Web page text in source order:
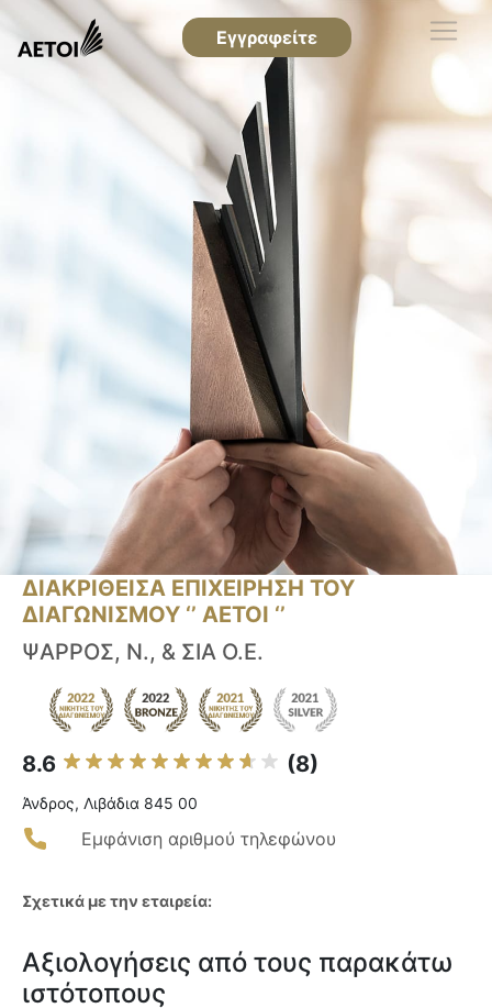
Εγγραφείτε
ΔΙΑΚΡΙΘΕΙΣΑ ΕΠΙΧΕΙΡΗΣΗ ΤΟΥ
ΔΙΑΓΩΝΙΣΜΟΥ ‘’ ΑΕΤΟΙ ‘’
ΨΑΡΡΟΣ, Ν., & ΣΙΑ Ο.Ε.
8.6 (8)
Άνδρος, Λιβάδια 845 00
Εμφάνιση αριθμού τηλεφώνου
Σχετικά με την εταιρεία:
Αξιολογήσεις από τους παρακάτω
ιστότοπους